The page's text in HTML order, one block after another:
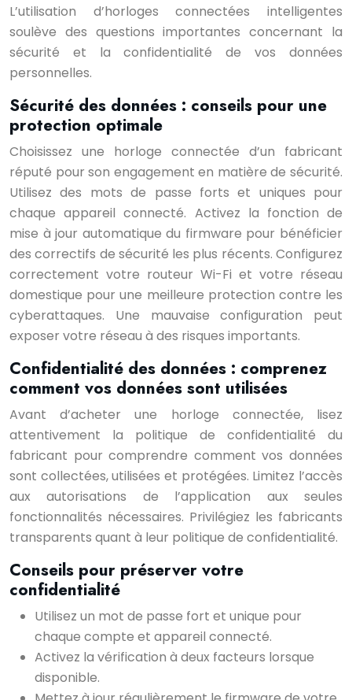
L’utilisation d’horloges connectées intelligentes
soulève des questions importantes concernant la
sécurité et la confidentialité de vos données
personnelles.
Sécurité des données : conseils pour une
protection optimale
Choisissez une horloge connectée d’un fabricant
réputé pour son engagement en matière de sécurité.
Utilisez des mots de passe forts et uniques pour
chaque appareil connecté. Activez la fonction de
mise à jour automatique du firmware pour bénéficier
des correctifs de sécurité les plus récents. Configurez
correctement votre routeur Wi-Fi et votre réseau
domestique pour une meilleure protection contre les
cyberattaques. Une mauvaise configuration peut
exposer votre réseau à des risques importants.
Confidentialité des données : comprenez
comment vos données sont utilisées
Avant d’acheter une horloge connectée, lisez
attentivement la politique de confidentialité du
fabricant pour comprendre comment vos données
sont collectées, utilisées et protégées. Limitez l’accès
aux autorisations de l’application aux seules
fonctionnalités nécessaires. Privilégiez les fabricants
transparents quant à leur politique de confidentialité.
Conseils pour préserver votre
confidentialité
Utilisez un mot de passe fort et unique pour
chaque compte et appareil connecté.
Activez la vérification à deux facteurs lorsque
disponible.